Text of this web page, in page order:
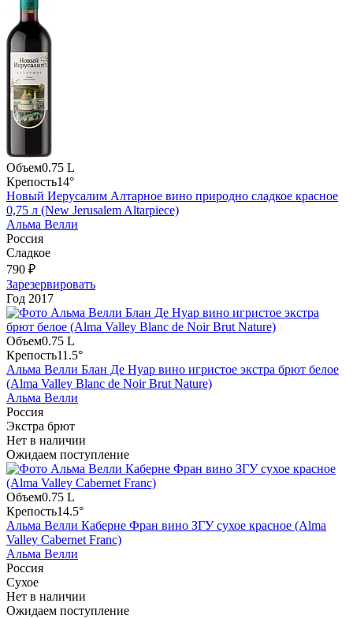
Объем0.75 L
Крепость14°
Новый Иерусалим Алтарное вино природно сладкое красное
0,75 л (New Jerusalem Altarpiece)
Альма Велли
Россия
Сладкое
790 ₽
Зарезервировать
Год 2017
Объем0.75 L
Крепость11.5°
Альма Велли Блан Де Нуар вино игристое экстра брют белое
(Alma Valley Blanc de Noir Brut Nature)
Альма Велли
Россия
Экстра брют
Нет в наличии
Ожидаем поступление
Объем0.75 L
Крепость14.5°
Альма Велли Каберне Фран вино ЗГУ сухое красное (Alma
Valley Cabernet Franc)
Альма Велли
Россия
Сухое
Нет в наличии
Ожидаем поступление